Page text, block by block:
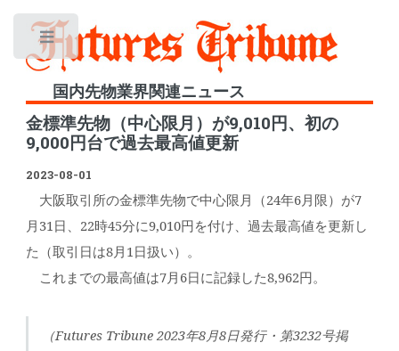
国内先物業界関連ニュース
金標準先物（中心限月）が9,010円、初の
9,000円台で過去最高値更新
2023-08-01
大阪取引所の金標準先物で中心限月（24年6月限）が7
月31日、22時45分に9,010円を付け、過去最高値を更新し
た（取引日は8月1日扱い）。
これまでの最高値は7月6日に記録した8,962円。
（Futures Tribune 2023年8月8日発行・第3232号掲
Toggle